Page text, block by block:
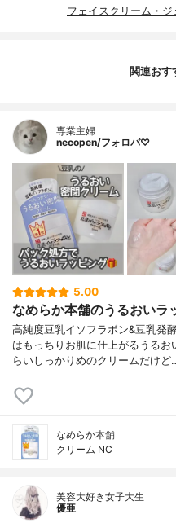
フェイスクリーム・
関連おす
専業主婦
necopen/フォロバ♡
5.00
なめらか本舗のうるおいラ
高純度豆乳イソフラボン&豆乳発
はもっちりお肌に仕上がるうるお
らいしっかりめのクリームだけど
なめらか本舗
クリーム NC
美容大好き女子大生
優亜